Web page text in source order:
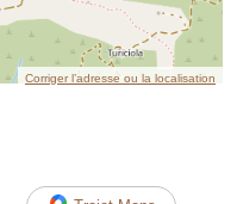
Corriger l’adresse ou la localisation